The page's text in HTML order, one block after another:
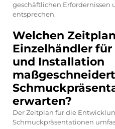
geschäftlichen Erfordernissen
entsprechen.
Welchen
Einzelhändler
und Installation
erwarten?
Der Zeitplan für die
Schmuckpräsentationen